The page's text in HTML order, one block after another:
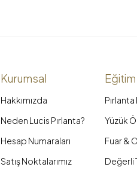
Kurumsal
Hakkımızda
Neden Lucis Pırlanta?
Hesap Numaraları
Satış Noktalarımız
Eğitim
Yüzük
Fuar &
Değerli